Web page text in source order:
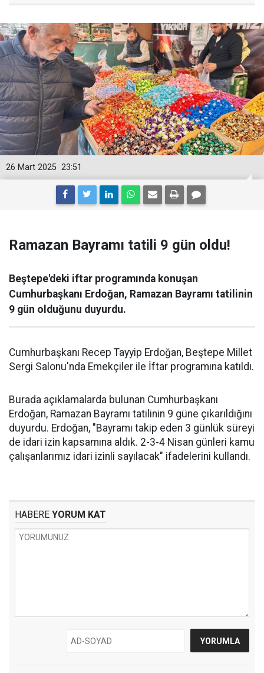
23:51
26 Mart 2025
Ramazan Bayramı tatili 9 gün oldu!
Beştepe'deki iftar programında konuşan
Cumhurbaşkanı Erdoğan, Ramazan Bayramı tatilinin
9 gün olduğunu duyurdu.
Cumhurbaşkanı Recep Tayyip Erdoğan, Beştepe Millet
Sergi Salonu'nda Emekçiler ile İftar programına katıldı.
Burada açıklamalarda bulunan Cumhurbaşkanı
Erdoğan, Ramazan Bayramı tatilinin 9 güne çıkarıldığını
duyurdu. Erdoğan, "Bayramı takip eden 3 günlük süreyi
de idari izin kapsamına aldık. 2-3-4 Nisan günleri kamu
çalışanlarımız idari izinli sayılacak" ifadelerini kullandı.
HABERE YORUM KAT